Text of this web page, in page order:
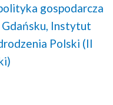
gospodarcza
Instytut
Polski (II